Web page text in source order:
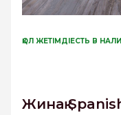
ҚОЛ ЖЕТІМДІЕСТЬ В
Жинақ